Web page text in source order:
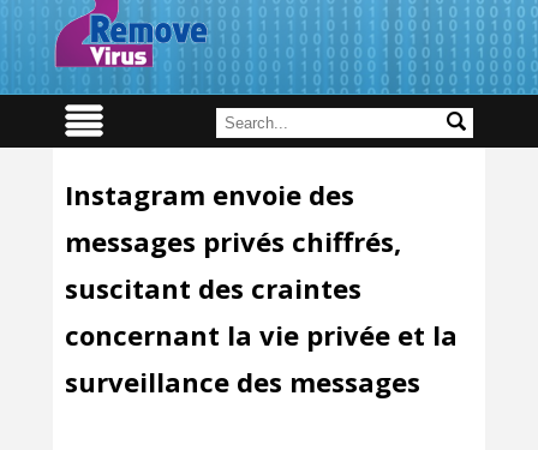
Instagram envoie des
messages privés chiffrés,
suscitant des craintes
concernant la vie privée et la
surveillance des messages